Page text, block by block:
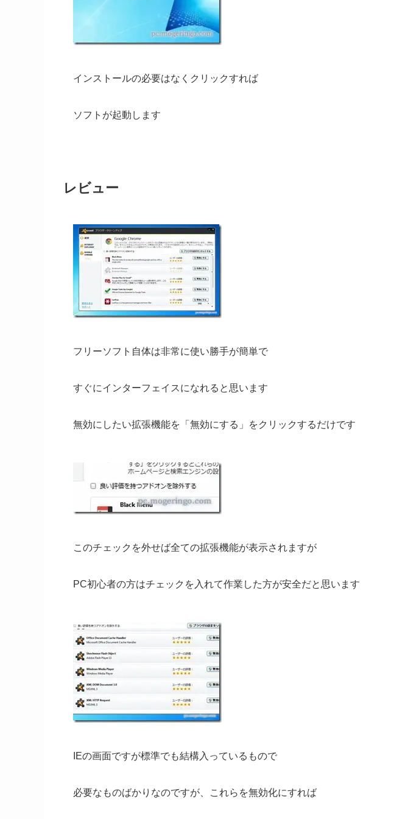
インストールの必要はなくクリックすれば
ソフトが起動します
レビュー
フリーソフト自体は非常に使い勝手が簡単で
すぐにインターフェイスになれると思います
無効にしたい拡張機能を「無効にする」をクリックするだけです
このチェックを外せば全ての拡張機能が表示されますが
PC初心者の方はチェックを入れて作業した方が安全だと思います
IEの画面ですが標準でも結構入っているもので
必要なものばかりなのですが、これらを無効化にすれば